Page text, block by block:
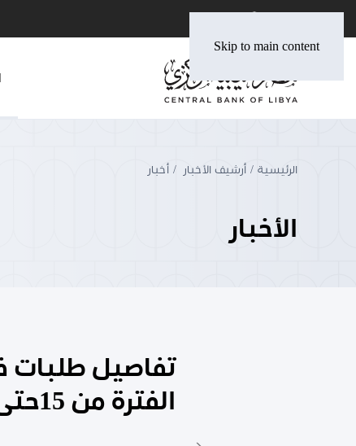
Skip to main content
الرئيسية أرشيف الأخبار أخبار
الأخبار
تفاصيل طلبات
الفترة من 15حتى 21 سبتمبر 2022